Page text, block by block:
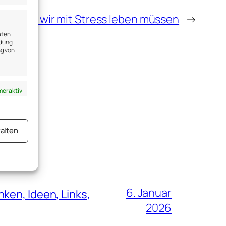
von
aktiv
Warum wir mit Stress leben müssen →
Ideen, Links,
6. Januar
2026